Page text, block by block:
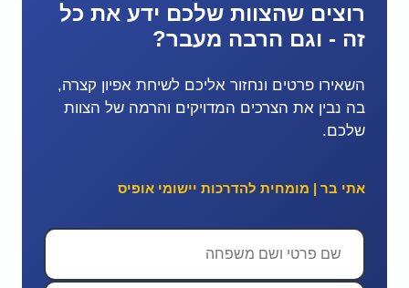
רוצים שהצוות שלכם ידע את כל
זה - וגם הרבה מעבר?
השאירו פרטים ונחזור אליכם לשיחת אפיון קצרה,
בה נבין את הצרכים המדויקים והרמה של הצוות
שלכם.
אתי בר | מומחית להדרכות יישומי אופיס